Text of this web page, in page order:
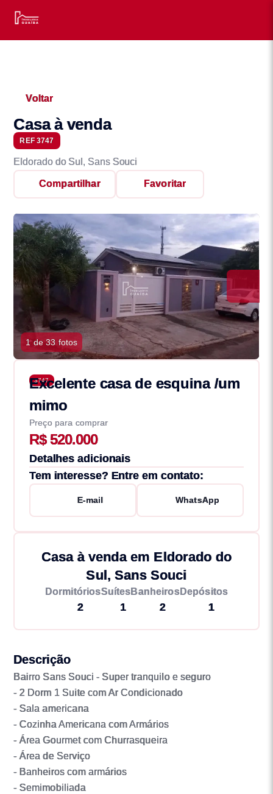
Voltar
Casa à venda
REF 3747
Eldorado do Sul, Sans Souci
Compartilhar Favoritar
1 de 33 fotos
3747
Excelente casa de esquina /um
mimo
Preço para comprar
R$ 520.000
Detalhes adicionais
Tem interesse? Entre em contato:
E-mail WhatsApp
Casa à venda em Eldorado do
Sul, Sans Souci
Dormitórios
2
Suítes
1
Banheiros
2
Depósitos
1
Descrição
Bairro Sans Souci - Super tranquilo e seguro
- 2 Dorm 1 Suite com Ar Condicionado
- Sala americana
- Cozinha Americana com Armários
- Área Gourmet com Churrasqueira
- Área de Serviço
- Banheiros com armários
- Semimobiliada